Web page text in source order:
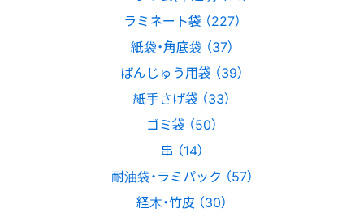
ラミネート袋 （227）
紙袋・角底袋 （37）
ばんじゅう用袋 （39）
紙手さげ袋 （33）
ゴミ袋 （50）
串 （14）
耐油袋・ラミパック （57）
経木・竹皮 （30）